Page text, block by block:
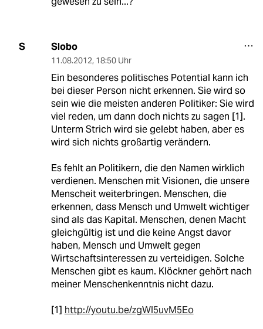
S Slobo
11.08.2012, 18:50 Uhr
Ein besonderes politisches Potential kann ich
bei dieser Person nicht erkennen. Sie wird so
sein wie die meisten anderen Politiker: Sie wird
viel reden, um dann doch nichts zu sagen [1].
Unterm Strich wird sie gelebt haben, aber es
wird sich nichts großartig verändern.
Es fehlt an Politikern, die den Namen wirklich
verdienen. Menschen mit Visionen, die unsere
Menscheit weiterbringen. Menschen, die
erkennen, dass Mensch und Umwelt wichtiger
sind als das Kapital. Menschen, denen Macht
gleichgültig ist und die keine Angst davor
haben, Mensch und Umwelt gegen
Wirtschaftsinteressen zu verteidigen. Solche
Menschen gibt es kaum. Klöckner gehört nach
meiner Menschenkenntnis nicht dazu.
[1] http://youtu.be/zgWl5uvM5Eo